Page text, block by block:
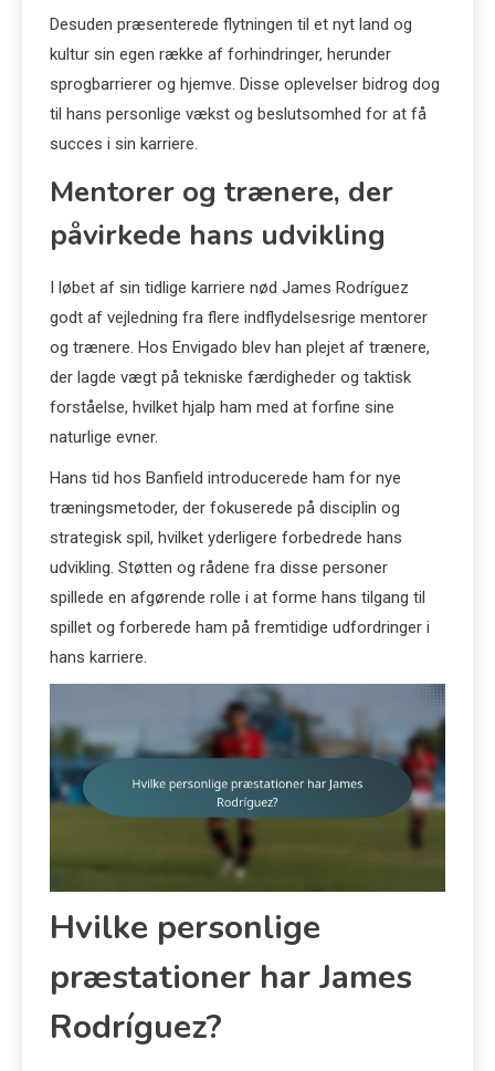
Desuden præsenterede flytningen til et nyt land og
kultur sin egen række af forhindringer, herunder
sprogbarrierer og hjemve. Disse oplevelser bidrog dog
til hans personlige vækst og beslutsomhed for at få
succes i sin karriere.
Mentorer og trænere, der
påvirkede hans udvikling
I løbet af sin tidlige karriere nød James Rodríguez
godt af vejledning fra flere indflydelsesrige mentorer
og trænere. Hos Envigado blev han plejet af trænere,
der lagde vægt på tekniske færdigheder og taktisk
forståelse, hvilket hjalp ham med at forfine sine
naturlige evner.
Hans tid hos Banfield introducerede ham for nye
træningsmetoder, der fokuserede på disciplin og
strategisk spil, hvilket yderligere forbedrede hans
udvikling. Støtten og rådene fra disse personer
spillede en afgørende rolle i at forme hans tilgang til
spillet og forberede ham på fremtidige udfordringer i
hans karriere.
Hvilke personlige
præstationer har James
Rodríguez?